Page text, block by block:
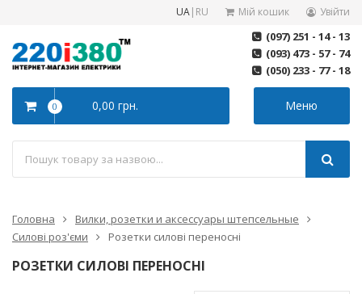
UA| RU Мій кошик Увійти
(097) 251 - 14 - 13
(093) 473 - 57 - 74
(050) 233 - 77 - 18
Меню
0 0,00 грн.
Головна
Вилки, розетки и аксессуары штепсельные
Силові роз'єми
Розетки силові переносні
РОЗЕТКИ СИЛОВІ ПЕРЕНОСНІ